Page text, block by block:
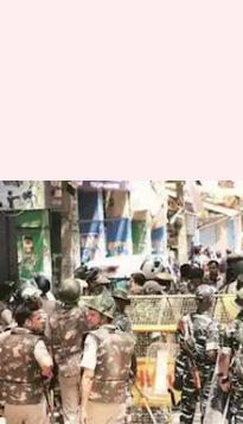
दिल्लीः चांदनी
तोड़फोड़,
सांप्रदायिक
लेखन प्रमोद कुमार Jul 02, 2019
क्या है खबर?